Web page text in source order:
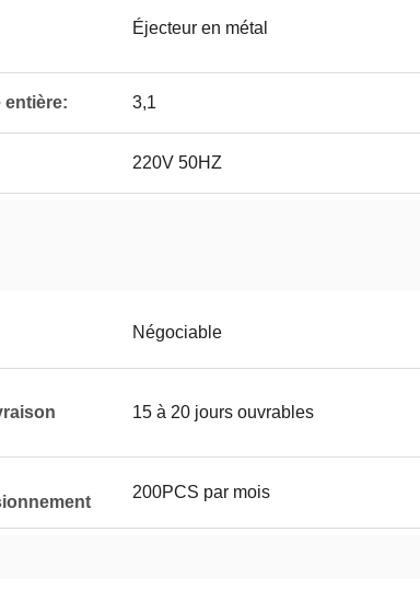
Éjecteur en métal
entière: 3,1
220V 50HZ
Négociable
15 à 20 jours ouvrables
200PCS par mois